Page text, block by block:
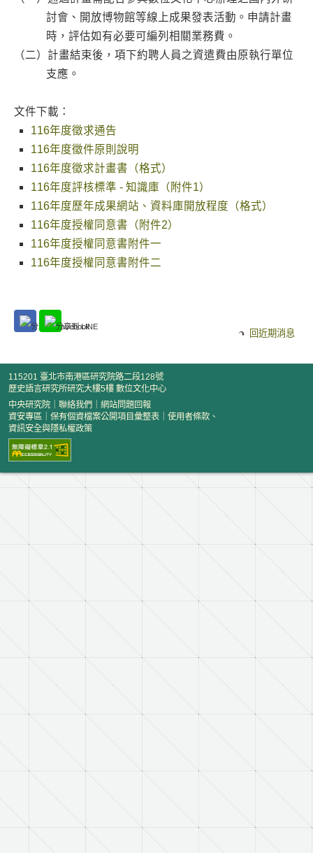
討會、開放博物館等線上成果發表活動。申請計畫
時，評估如有必要可編列相關業務費。
（二）計畫結束後，項下約聘人員之資遣費由原執行單位
支應。
文件下載：
116年度徵求通告
116年度徵件原則說明
116年度徵求計畫書（格式）
116年度評核標準 - 知識庫（附件1）
116年度歷年成果網站、資料庫開放程度（格式）
116年度授權同意書（附件2）
116年度授權同意書附件一
116年度授權同意書附件二
回近期消息
115201 臺北市南港區研究院路二段128號
歷史語言研究所研究大樓5樓 數位文化中心
中央研究院
聯絡我們
網站問題回報
資安專區
保有個資檔案公開項目彙整表
使用者條款、
資訊安全與隱私權政策